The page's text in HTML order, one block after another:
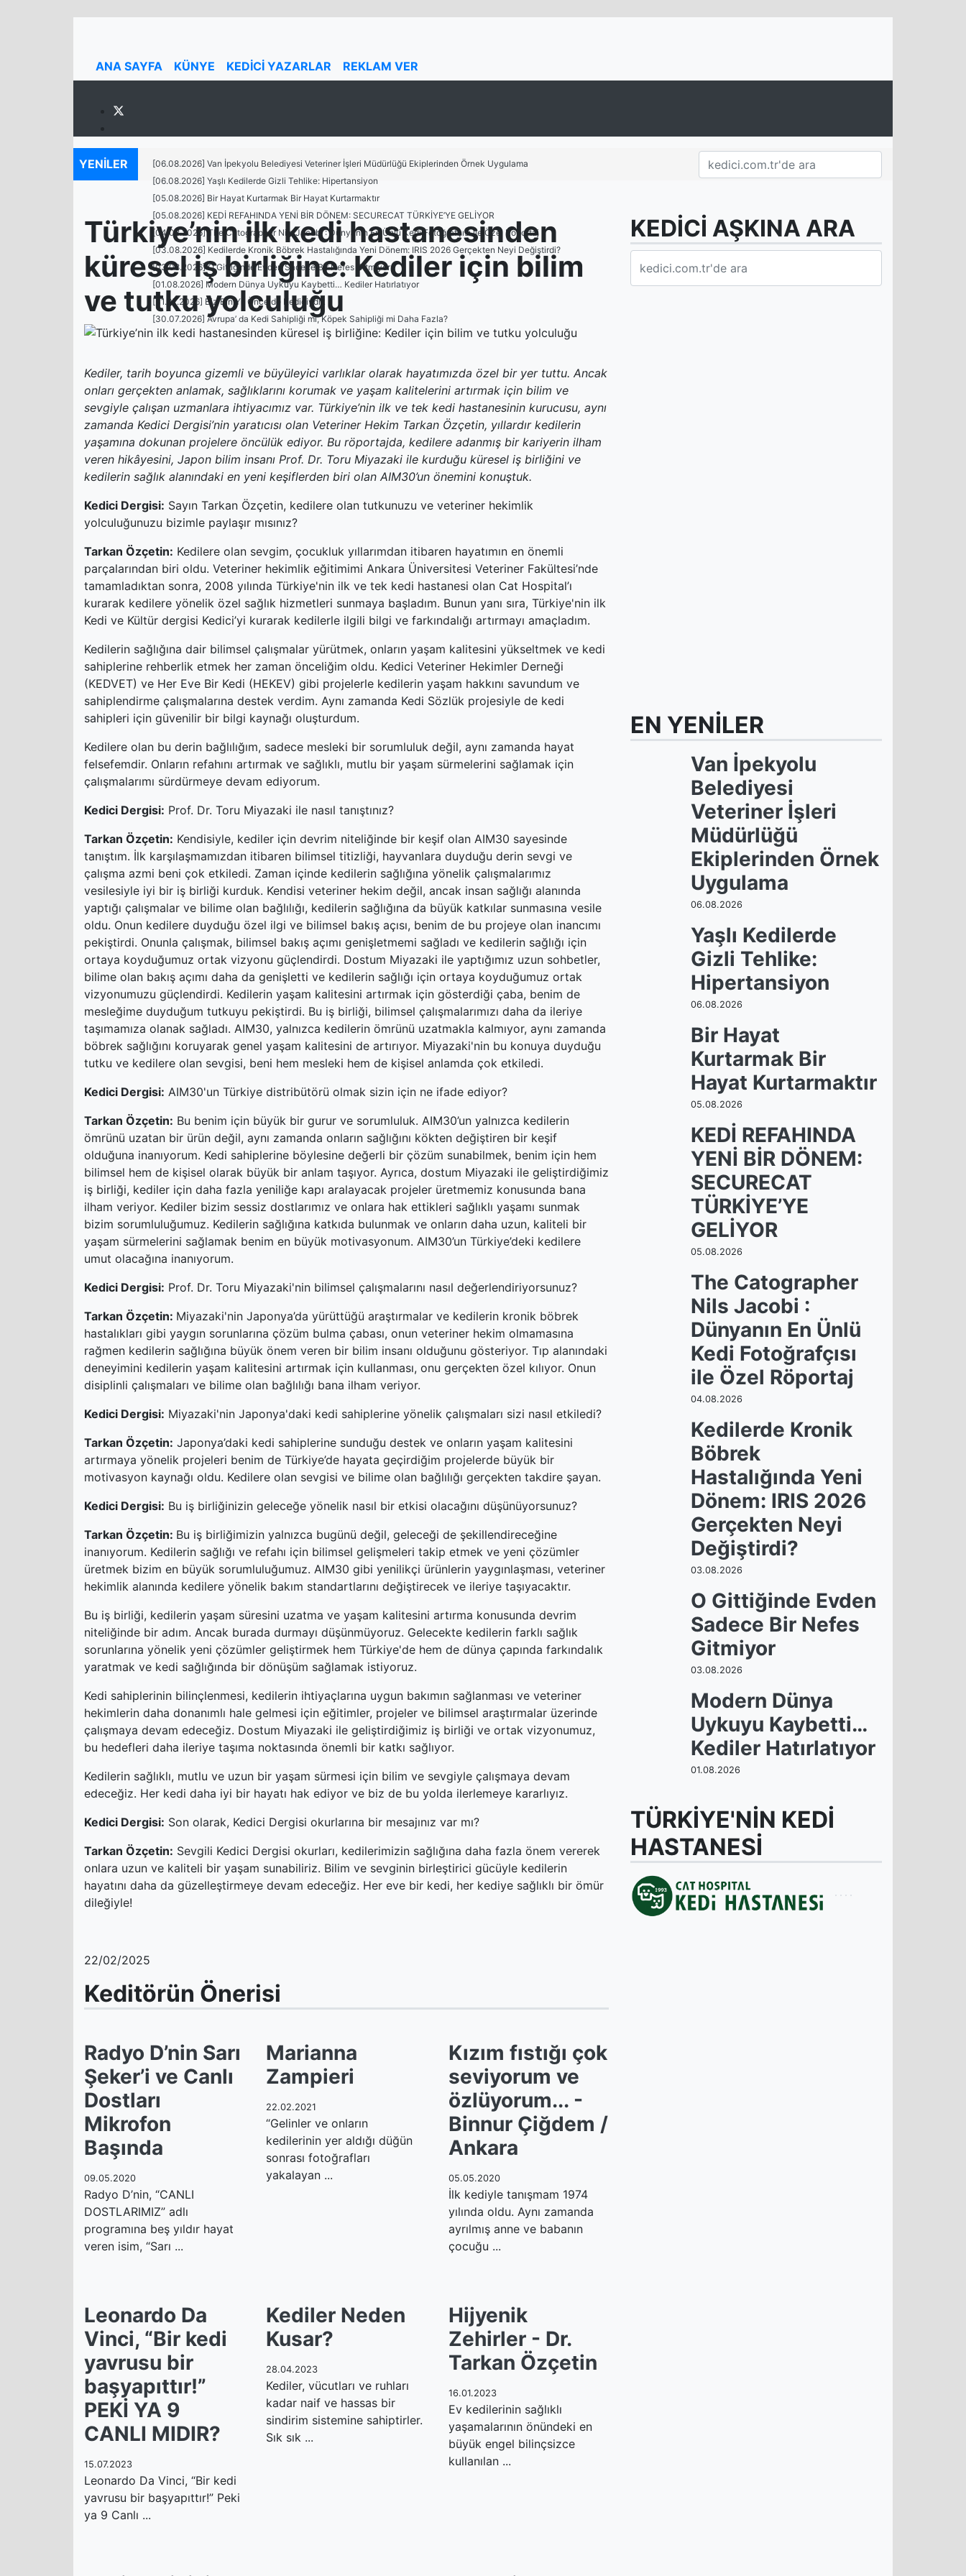
ANA SAYFA KÜNYE KEDİCİ YAZARLAR REKLAM VER
YENİLER
[06.08.2026] Van İpekyolu Belediyesi Veteriner İşleri Müdürlüğü Ekiplerinden Örnek Uygulama
[06.08.2026] Yaşlı Kedilerde Gizli Tehlike: Hipertansiyon
[05.08.2026] Bir Hayat Kurtarmak Bir Hayat Kurtarmaktır
[05.08.2026] KEDİ REFAHINDA YENİ BİR DÖNEM: SECURECAT TÜRKİYE’YE GELİYOR
[04.08.2026] The Catographer Nils Jacobi : Dünyanın En Ünlü Kedi Fotoğrafçısı ile Özel Röportaj
[03.08.2026] Kedilerde Kronik Böbrek Hastalığında Yeni Dönem: IRIS 2026 Gerçekten Neyi Değiştirdi?
[03.08.2026] O Gittiğinde Evden Sadece Bir Nefes Gitmiyor
[01.08.2026] Modern Dünya Uykuyu Kaybetti… Kediler Hatırlatıyor
[31.07.2026] Biz Bin Yıl Önce de Kediciydik
[30.07.2026] Avrupa’ da Kedi Sahipliği mi, Köpek Sahipliği mi Daha Fazla?
Türkiye’nin ilk kedi hastanesinden
küresel iş birliğine: Kediler için bilim
ve tutku yolculuğu
Kediler, tarih boyunca gizemli ve büyüleyici varlıklar olarak hayatımızda özel bir yer tuttu. Ancak
onları gerçekten anlamak, sağlıklarını korumak ve yaşam kalitelerini artırmak için bilim ve
sevgiyle çalışan uzmanlara ihtiyacımız var. Türkiye’nin ilk ve tek kedi hastanesinin kurucusu, aynı
zamanda Kedici Dergisi’nin yaratıcısı olan Veteriner Hekim Tarkan Özçetin, yıllardır kedilerin
yaşamına dokunan projelere öncülük ediyor. Bu röportajda, kedilere adanmış bir kariyerin ilham
veren hikâyesini, Japon bilim insanı Prof. Dr. Toru Miyazaki ile kurduğu küresel iş birliğini ve
kedilerin sağlık alanındaki en yeni keşiflerden biri olan AIM30’un önemini konuştuk.
Kedici Dergisi: Sayın Tarkan Özçetin, kedilere olan tutkunuzu ve veteriner hekimlik
yolculuğunuzu bizimle paylaşır mısınız?
Tarkan Özçetin: Kedilere olan sevgim, çocukluk yıllarımdan itibaren hayatımın en önemli
parçalarından biri oldu. Veteriner hekimlik eğitimimi Ankara Üniversitesi Veteriner Fakültesi’nde
tamamladıktan sonra, 2008 yılında Türkiye'nin ilk ve tek kedi hastanesi olan Cat Hospital’ı
kurarak kedilere yönelik özel sağlık hizmetleri sunmaya başladım. Bunun yanı sıra, Türkiye'nin ilk
Kedi ve Kültür dergisi Kedici’yi kurarak kedilerle ilgili bilgi ve farkındalığı artırmayı amaçladım.
Kedilerin sağlığına dair bilimsel çalışmalar yürütmek, onların yaşam kalitesini yükseltmek ve kedi
sahiplerine rehberlik etmek her zaman önceliğim oldu. Kedici Veteriner Hekimler Derneği
(KEDVET) ve Her Eve Bir Kedi (HEKEV) gibi projelerle kedilerin yaşam hakkını savundum ve
sahiplendirme çalışmalarına destek verdim. Aynı zamanda Kedi Sözlük projesiyle de kedi
sahipleri için güvenilir bir bilgi kaynağı oluşturdum.
Kedilere olan bu derin bağlılığım, sadece mesleki bir sorumluluk değil, aynı zamanda hayat
felsefemdir. Onların refahını artırmak ve sağlıklı, mutlu bir yaşam sürmelerini sağlamak için
çalışmalarımı sürdürmeye devam ediyorum.
Kedici Dergisi: Prof. Dr. Toru Miyazaki ile nasıl tanıştınız?
Tarkan Özçetin: Kendisiyle, kediler için devrim niteliğinde bir keşif olan AIM30 sayesinde
tanıştım. İlk karşılaşmamızdan itibaren bilimsel titizliği, hayvanlara duyduğu derin sevgi ve
çalışma azmi beni çok etkiledi. Zaman içinde kedilerin sağlığına yönelik çalışmalarımız
vesilesiyle iyi bir iş birliği kurduk. Kendisi veteriner hekim değil, ancak insan sağlığı alanında
yaptığı çalışmalar ve bilime olan bağlılığı, kedilerin sağlığına da büyük katkılar sunmasına vesile
oldu. Onun kedilere duyduğu özel ilgi ve bilimsel bakış açısı, benim de bu projeye olan inancımı
pekiştirdi. Onunla çalışmak, bilimsel bakış açımı genişletmemi sağladı ve kedilerin sağlığı için
ortaya koyduğumuz ortak vizyonu güçlendirdi. Dostum Miyazaki ile yaptığımız uzun sohbetler,
bilime olan bakış açımı daha da genişletti ve kedilerin sağlığı için ortaya koyduğumuz ortak
vizyonumuzu güçlendirdi. Kedilerin yaşam kalitesini artırmak için gösterdiği çaba, benim de
mesleğime duyduğum tutkuyu pekiştirdi. Bu iş birliği, bilimsel çalışmalarımızı daha da ileriye
taşımamıza olanak sağladı. AIM30, yalnızca kedilerin ömrünü uzatmakla kalmıyor, aynı zamanda
böbrek sağlığını koruyarak genel yaşam kalitesini de artırıyor. Miyazaki'nin bu konuya duyduğu
tutku ve kedilere olan sevgisi, beni hem mesleki hem de kişisel anlamda çok etkiledi.
Kedici Dergisi: AIM30'un Türkiye distribütörü olmak sizin için ne ifade ediyor?
Tarkan Özçetin: Bu benim için büyük bir gurur ve sorumluluk. AIM30’un yalnızca kedilerin
ömrünü uzatan bir ürün değil, aynı zamanda onların sağlığını kökten değiştiren bir keşif
olduğuna inanıyorum. Kedi sahiplerine böylesine değerli bir çözüm sunabilmek, benim için hem
bilimsel hem de kişisel olarak büyük bir anlam taşıyor. Ayrıca, dostum Miyazaki ile geliştirdiğimiz
iş birliği, kediler için daha fazla yeniliğe kapı aralayacak projeler üretmemiz konusunda bana
ilham veriyor. Kediler bizim sessiz dostlarımız ve onlara hak ettikleri sağlıklı yaşamı sunmak
bizim sorumluluğumuz. Kedilerin sağlığına katkıda bulunmak ve onların daha uzun, kaliteli bir
yaşam sürmelerini sağlamak benim en büyük motivasyonum. AIM30’un Türkiye’deki kedilere
umut olacağına inanıyorum.
Kedici Dergisi: Prof. Dr. Toru Miyazaki'nin bilimsel çalışmalarını nasıl değerlendiriyorsunuz?
Tarkan Özçetin: Miyazaki'nin Japonya’da yürüttüğü araştırmalar ve kedilerin kronik böbrek
hastalıkları gibi yaygın sorunlarına çözüm bulma çabası, onun veteriner hekim olmamasına
rağmen kedilerin sağlığına büyük önem veren bir bilim insanı olduğunu gösteriyor. Tıp alanındaki
deneyimini kedilerin yaşam kalitesini artırmak için kullanması, onu gerçekten özel kılıyor. Onun
disiplinli çalışmaları ve bilime olan bağlılığı bana ilham veriyor.
Kedici Dergisi: Miyazaki'nin Japonya'daki kedi sahiplerine yönelik çalışmaları sizi nasıl etkiledi?
Tarkan Özçetin: Japonya’daki kedi sahiplerine sunduğu destek ve onların yaşam kalitesini
artırmaya yönelik projeleri benim de Türkiye’de hayata geçirdiğim projelerde büyük bir
motivasyon kaynağı oldu. Kedilere olan sevgisi ve bilime olan bağlılığı gerçekten takdire şayan.
Kedici Dergisi: Bu iş birliğinizin geleceğe yönelik nasıl bir etkisi olacağını düşünüyorsunuz?
Tarkan Özçetin: Bu iş birliğimizin yalnızca bugünü değil, geleceği de şekillendireceğine
inanıyorum. Kedilerin sağlığı ve refahı için bilimsel gelişmeleri takip etmek ve yeni çözümler
üretmek bizim en büyük sorumluluğumuz. AIM30 gibi yenilikçi ürünlerin yaygınlaşması, veteriner
hekimlik alanında kedilere yönelik bakım standartlarını değiştirecek ve ileriye taşıyacaktır.
Bu iş birliği, kedilerin yaşam süresini uzatma ve yaşam kalitesini artırma konusunda devrim
niteliğinde bir adım. Ancak burada durmayı düşünmüyoruz. Gelecekte kedilerin farklı sağlık
sorunlarına yönelik yeni çözümler geliştirmek hem Türkiye'de hem de dünya çapında farkındalık
yaratmak ve kedi sağlığında bir dönüşüm sağlamak istiyoruz.
Kedi sahiplerinin bilinçlenmesi, kedilerin ihtiyaçlarına uygun bakımın sağlanması ve veteriner
hekimlerin daha donanımlı hale gelmesi için eğitimler, projeler ve bilimsel araştırmalar üzerinde
çalışmaya devam edeceğiz. Dostum Miyazaki ile geliştirdiğimiz iş birliği ve ortak vizyonumuz,
bu hedefleri daha ileriye taşıma noktasında önemli bir katkı sağlıyor.
Kedilerin sağlıklı, mutlu ve uzun bir yaşam sürmesi için bilim ve sevgiyle çalışmaya devam
edeceğiz. Her kedi daha iyi bir hayatı hak ediyor ve biz de bu yolda ilerlemeye kararlıyız.
Kedici Dergisi: Son olarak, Kedici Dergisi okurlarına bir mesajınız var mı?
Tarkan Özçetin: Sevgili Kedici Dergisi okurları, kedilerimizin sağlığına daha fazla önem vererek
onlara uzun ve kaliteli bir yaşam sunabiliriz. Bilim ve sevginin birleştirici gücüyle kedilerin
hayatını daha da güzelleştirmeye devam edeceğiz. Her eve bir kedi, her kediye sağlıklı bir ömür
dileğiyle!
22/02/2025
Keditörün Önerisi
Radyo D’nin Sarı
Şeker’i ve Canlı
Dostları
Mikrofon
Başında
09.05.2020
Radyo D’nin, “CANLI
DOSTLARIMIZ” adlı
programına beş yıldır hayat
veren isim, “Sarı ...
Marianna
Zampieri
22.02.2021
“Gelinler ve onların
kedilerinin yer aldığı düğün
sonrası fotoğrafları
yakalayan ...
Kızım fıstığı çok
seviyorum ve
özlüyorum... -
Binnur Çiğdem /
Ankara
05.05.2020
İlk kediyle tanışmam 1974
yılında oldu. Aynı zamanda
ayrılmış anne ve babanın
çocuğu ...
Leonardo Da
Vinci, “Bir kedi
yavrusu bir
başyapıttır!”
PEKİ YA 9
CANLI MIDIR?
15.07.2023
Leonardo Da Vinci, “Bir kedi
yavrusu bir başyapıttır!” Peki
ya 9 Canlı ...
Kediler Neden
Kusar?
28.04.2023
Kediler, vücutları ve ruhları
kadar naif ve hassas bir
sindirim sistemine sahiptirler.
Sık sık ...
Hijyenik
Zehirler - Dr.
Tarkan Özçetin
16.01.2023
Ev kedilerinin sağlıklı
yaşamalarının önündeki en
büyük engel bilinçsizce
kullanılan ...
KEDİCİ AŞKINA ARA
EN YENİLER
Van İpekyolu
Belediyesi
Veteriner İşleri
Müdürlüğü
Ekiplerinden Örnek
Uygulama
06.08.2026
Yaşlı Kedilerde
Gizli Tehlike:
Hipertansiyon
06.08.2026
Bir Hayat
Kurtarmak Bir
Hayat Kurtarmaktır
05.08.2026
KEDİ REFAHINDA
YENİ BİR DÖNEM:
SECURECAT
TÜRKİYE’YE
GELİYOR
05.08.2026
The Catographer
Nils Jacobi :
Dünyanın En Ünlü
Kedi Fotoğrafçısı
ile Özel Röportaj
04.08.2026
Kedilerde Kronik
Böbrek
Hastalığında Yeni
Dönem: IRIS 2026
Gerçekten Neyi
Değiştirdi?
03.08.2026
O Gittiğinde Evden
Sadece Bir Nefes
Gitmiyor
03.08.2026
Modern Dünya
Uykuyu Kaybetti…
Kediler Hatırlatıyor
01.08.2026
TÜRKİYE'NİN KEDİ
HASTANESİ